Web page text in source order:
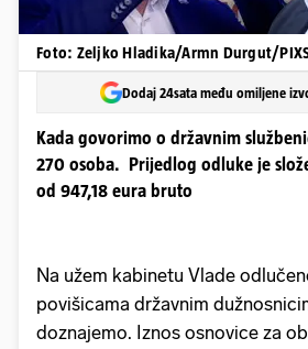
Foto: Zeljko Hladika/Armn Durgut/
Dodaj 24sata među omiljene
Kada govorimo o državnim
270 osoba. Prijedlog odluke je
od 947,18 eura bruto
Na užem kabinetu Vlade
povišicama državnim
doznajemo. Iznos osnovice za